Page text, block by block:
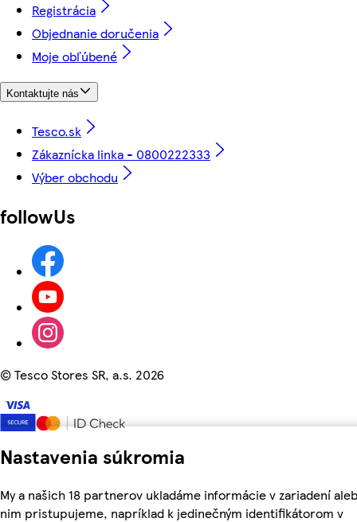
Nastavenia súkromia
My a našich 18 partnerov ukladáme informácie v zariadení
nim pristupujeme, napríklad k jedinečným identifikátorom v
Registrácia
Objednanie doručenia
Moje obľúbené
Kontaktujte nás
Tesco.sk
Zákaznícka linka - 0800222333
Výber obchodu
followUs
©Tesco Stores SR, a.s. 2026